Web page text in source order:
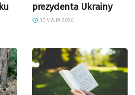
prezydenta Ukrainy
30 MAJA 2026